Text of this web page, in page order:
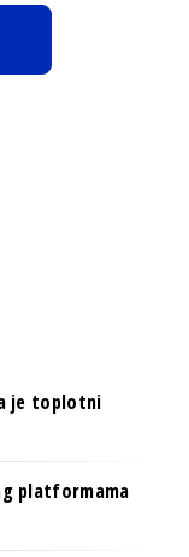
je toplotni
platformama